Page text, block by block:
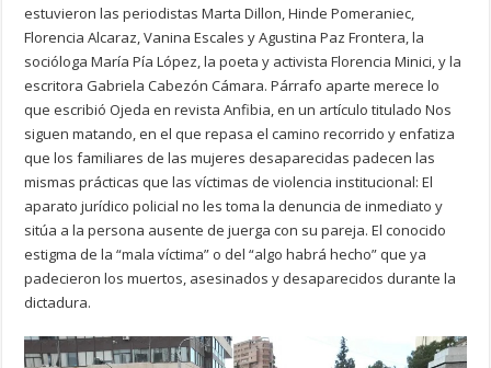
estuvieron las periodistas Marta Dillon, Hinde Pomeraniec,
Florencia Alcaraz, Vanina Escales y Agustina Paz Frontera, la
socióloga María Pía López, la poeta y activista Florencia Minici, y la
escritora Gabriela Cabezón Cámara. Párrafo aparte merece lo
que escribió Ojeda en revista Anfibia, en un artículo titulado Nos
siguen matando, en el que repasa el camino recorrido y enfatiza
que los familiares de las mujeres desaparecidas padecen las
mismas prácticas que las víctimas de violencia institucional: El
aparato jurídico policial no les toma la denuncia de inmediato y
sitúa a la persona ausente de juerga con su pareja. El conocido
estigma de la “mala víctima” o del “algo habrá hecho” que ya
padecieron los muertos, asesinados y desaparecidos durante la
dictadura.